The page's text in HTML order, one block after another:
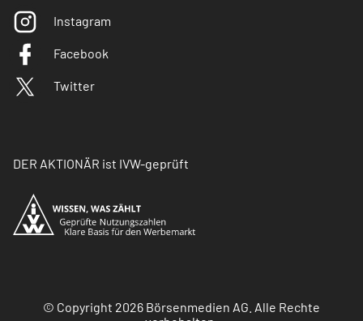
Instagram
Facebook
Twitter
DER AKTIONÄR ist IVW-geprüft
© Copyright 2026 Börsenmedien AG. Alle Rechte